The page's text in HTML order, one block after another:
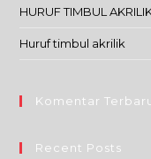
HURUF TIMBUL
Huruf timbul akrilik
Komentar
Recent Posts